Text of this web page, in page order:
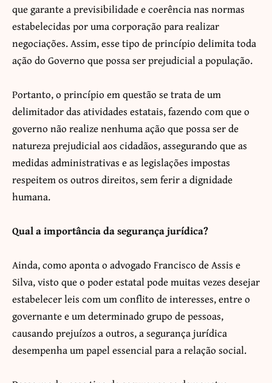
que garante a previsibilidade e coerência nas normas
estabelecidas por uma corporação para realizar
negociações. Assim, esse tipo de princípio delimita toda
ação do Governo que possa ser prejudicial a população.
Portanto, o princípio em questão se trata de um
delimitador das atividades estatais, fazendo com que o
governo não realize nenhuma ação que possa ser de
natureza prejudicial aos cidadãos, assegurando que as
medidas administrativas e as legislações impostas
respeitem os outros direitos, sem ferir a dignidade
humana.
Qual a importância da segurança jurídica?
Ainda, como aponta o advogado Francisco de Assis e
Silva, visto que o poder estatal pode muitas vezes desejar
estabelecer leis com um conflito de interesses, entre o
governante e um determinado grupo de pessoas,
causando prejuízos a outros, a segurança jurídica
desempenha um papel essencial para a relação social.